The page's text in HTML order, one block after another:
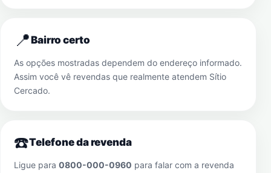
📍Bairro certo
As opções mostradas dependem do endereço informado.
Assim você vê revendas que realmente atendem Sítio
Cercado.
☎️Telefone da revenda
Ligue para 0800-000-0960 para falar com a revenda